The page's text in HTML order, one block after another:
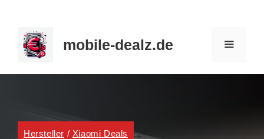
Inhalt
springen
mobile-dealz.de
Hersteller / Xiaomi Deals